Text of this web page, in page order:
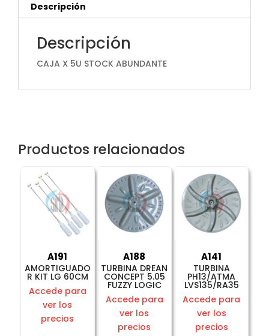
Descripción
Descripción
CAJA X 5U STOCK ABUNDANTE
Productos relacionados
A191
AMORTIGUADO
R KIT LG 60CM
Accede para
ver los
precios
A188
TURBINA DREAN
CONCEPT 5.05
FUZZY LOGIC
Accede para
ver los
precios
A141
TURBINA
PH13/ATMA
LVS135/RA35
Accede para
ver los
precios